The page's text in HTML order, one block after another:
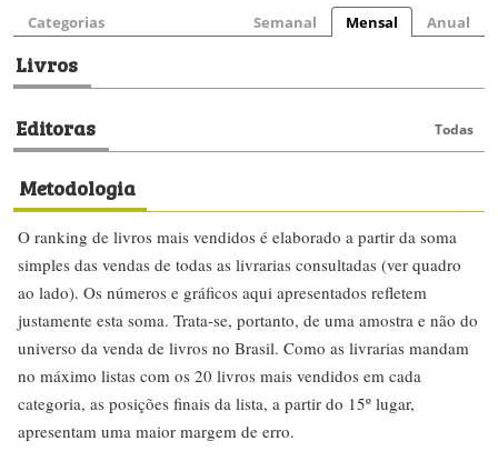
Categorias Semanal Mensal Anual
Livros
Editoras Todas
Metodologia
O ranking de livros mais vendidos é elaborado a partir da soma
simples das vendas de todas as livrarias consultadas (ver quadro
ao lado). Os números e gráficos aqui apresentados refletem
justamente esta soma. Trata-se, portanto, de uma amostra e não do
universo da venda de livros no Brasil. Como as livrarias mandam
no máximo listas com os 20 livros mais vendidos em cada
categoria, as posições finais da lista, a partir do 15º lugar,
apresentam uma maior margem de erro.